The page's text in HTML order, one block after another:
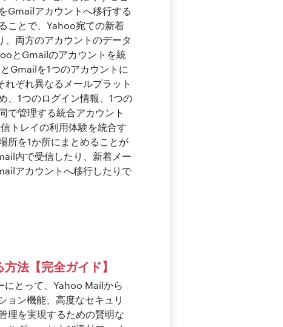
Gmailアカウントへ移行する
ことで、Yahoo宛ての新着
、両方のアカウントのデータ
とGmailのアカウントを統
Gmailを1つのアカウントに
ぞれ異なるメールプラット
、1つのログイン情報、1つの
で管理する統合アカウント
トレイの利用体験を統合す
所を1か所にまとめることが
内で受信したり、新着メー
アカウントへ移行したりで
法【完全ガイド】
とって、Yahoo Mailから
ン機能、高度なセキュリ
理を実現するための賢明な